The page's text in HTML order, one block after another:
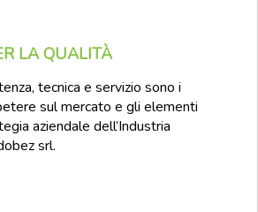
LA QUALITÀ
tecnica e servizio sono i
sul mercato e gli elementi
aziendale dell’Industria
srl.